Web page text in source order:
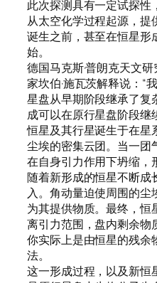
此次探测具有一定试探
从太空化学过程起源，提
诞生之前，甚至在恒星形
始。
德国马克斯·普朗克天文
家坎伯·施瓦茨解释说：“
星盘从早期阶段继承了复
成可以在原行星盘阶段继
恒星及其行星诞生于在星
尘埃的密集云团。当一团
在自身引力作用下坍缩，
随着新形成的恒星不断成
入。角动量迫使周围的尘
为其提供物质。最终，恒
离引力范围，盘内剩余物
你实际上是由恒星的残余
法。
这一形成过程，以及新恒